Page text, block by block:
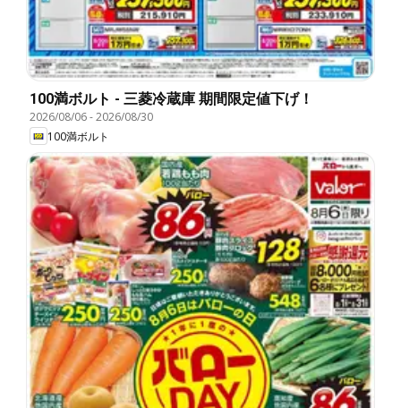
100満ボルト - 三菱冷蔵庫 期間限定値下げ！
2026/08/06-2026/08/30
100満ボルト